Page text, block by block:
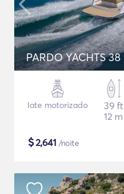
PARDO YACHTS 38
Iate motorizado
39 ft
12 m
$2,641 /noite